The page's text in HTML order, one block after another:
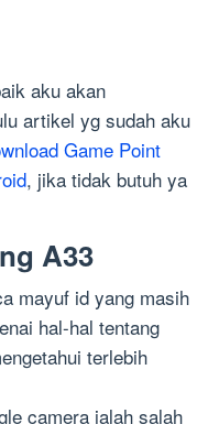
aku akan
artikel yg sudah aku
Game Point
, jika tidak butuh ya
A33
mayuf id yang masih
hal-hal tentang
terlebih
camera ialah salah